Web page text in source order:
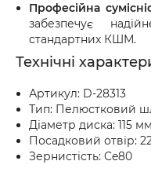
Професійна
забезпечує
стандартних КШМ.
Технічні
Артикул: D-28313
Тип: Пелюстковий
Діаметр диска: 115 мм
Посадковий отвір:
Зернистість: Ce80